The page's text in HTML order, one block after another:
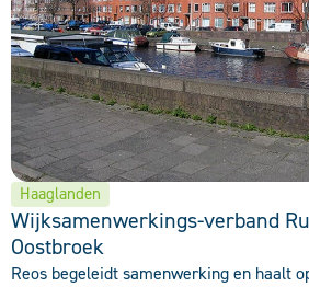
Haaglanden
Wijksamenwerkings-verband
Oostbroek
Reos begeleidt samenwerking en haalt